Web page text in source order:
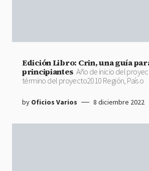
Edición Libro: Crin, una guía
principiantes Año de inicio del
término del proyecto2010 Región, País o
by Oficios Varios 8 diciembre 2022